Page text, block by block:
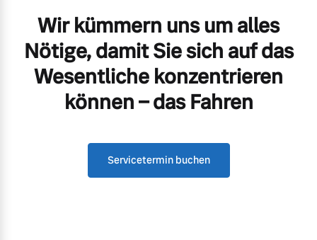
Wir kümmern uns um alles
Nötige, damit Sie sich auf das
Wesentliche konzentrieren
können – das Fahren
Servicetermin buchen